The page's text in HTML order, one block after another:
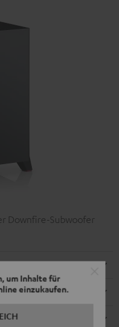
um Inhalte für
einzukaufen.
Downfire-Subwoofer